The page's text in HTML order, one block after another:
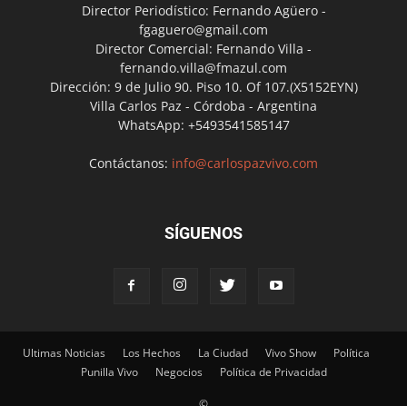
Director Periodístico: Fernando Agüero -
fgaguero@gmail.com
Director Comercial: Fernando Villa -
fernando.villa@fmazul.com
Dirección: 9 de Julio 90. Piso 10. Of 107.(X5152EYN)
Villa Carlos Paz - Córdoba - Argentina
WhatsApp: +5493541585147
Contáctanos: info@carlospazvivo.com
SÍGUENOS
Ultimas Noticias Los Hechos La Ciudad Vivo Show
Política
Punilla Vivo
Negocios Política de Privacidad